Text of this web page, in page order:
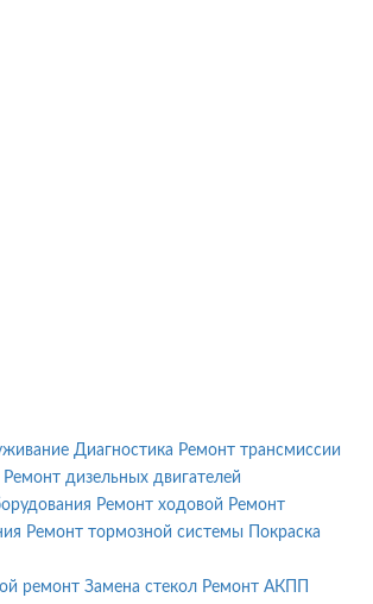
построить маршрут записаться
Диагностика Ремонт трансмиссии
Ремонт дизельных двигателей
Ремонт ходовой Ремонт
Ремонт тормозной системы
Покраска
ремонт Замена стекол Ремонт АКПП